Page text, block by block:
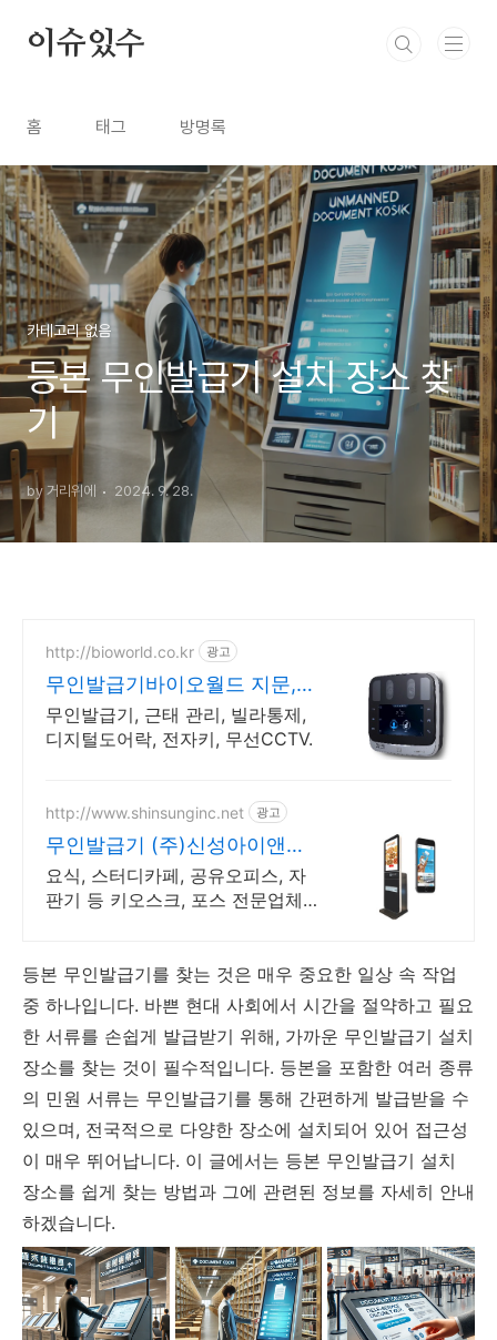
이슈있수
홈 태그 방명록
카테고리 없음
등본 무인발급기 설치 장소 찾
기
by 거리위에 2024. 9. 28.
http://bioworld.co.kr 광고
무인발급기바이오월드 지문,홍
체,카드,보안전문가
무인발급기, 근태 관리, 빌라통제,
디지털도어락, 전자키, 무선CCTV.
http://www.shinsunginc.net 광고
무인발급기 (주)신성아이앤씨
유무선 상담고객 10% 할인
요식, 스터디카페, 공유오피스, 자
판기 등 키오스크, 포스 전문업체
등본 무인발급기를 찾는 것은 매우 중요한 일상 속 작업
중 하나입니다. 바쁜 현대 사회에서 시간을 절약하고 필요
한 서류를 손쉽게 발급받기 위해, 가까운 무인발급기 설치
장소를 찾는 것이 필수적입니다. 등본을 포함한 여러 종류
의 민원 서류는 무인발급기를 통해 간편하게 발급받을 수
있으며, 전국적으로 다양한 장소에 설치되어 있어 접근성
이 매우 뛰어납니다. 이 글에서는 등본 무인발급기 설치
장소를 쉽게 찾는 방법과 그에 관련된 정보를 자세히 안내
하겠습니다.